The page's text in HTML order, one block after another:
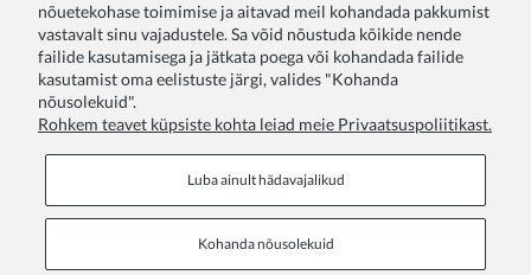
Saada
nõuetekohase toimimise ja aitavad meil kohandada pakkumist
vastavalt sinu vajadustele. Sa võid nõustuda kõikide nende
failide kasutamisega ja jätkata poega või kohandada failide
kasutamist oma eelistuste järgi, valides "Kohanda
nõusolekuid".
Rohkem teavet küpsiste kohta leiad meie Privaatsuspoliitikast.
Luba ainult hädavajalikud
Kohanda nõusolekuid